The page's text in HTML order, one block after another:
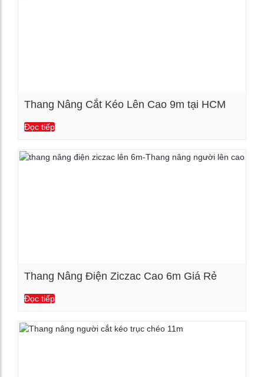
Thang Nâng Cắt Kéo Lên Cao 9m tại HCM
Đọc tiếp
Thang Nâng Điện Ziczac Cao 6m Giá Rẻ
Đọc tiếp